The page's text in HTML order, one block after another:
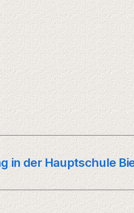
in der Hauptschule